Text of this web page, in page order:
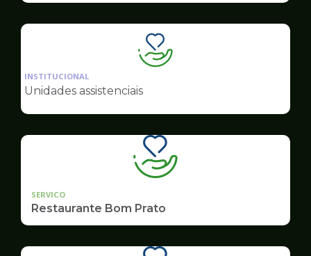
Ilustração
da
Assistência
INSTITUCIONAL
Unidades assistenciais
SERVICO
Restaurante Bom Prato